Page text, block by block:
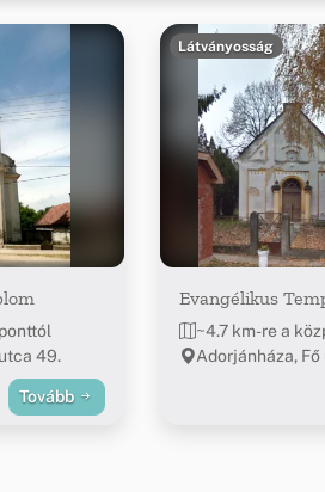
49.
Tovább
Látványosság
Evangélikus
~4.7 km-re a
Adorjánháza, Fő